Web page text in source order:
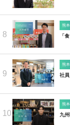
8
熊
「
9
熊
社
10
熊
九